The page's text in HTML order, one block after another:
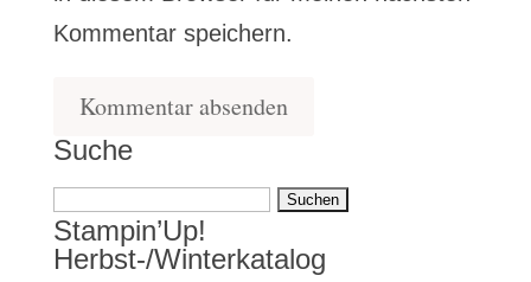
Kommentar speichern.
Suche
Suchen
nach:
Stampin’Up!
Herbst-/Winterkatalog